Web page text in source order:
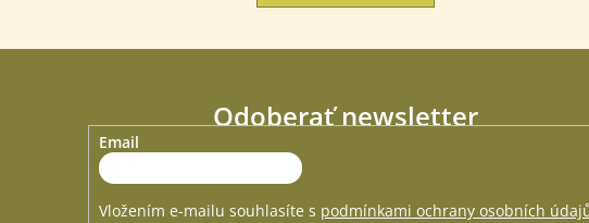
Odoberať newsletter
Vložte svoj e-mail a my Vám budeme zasielať informácie o nových produktoch na
Email
Vložením e-mailu souhlasíte s podmínkami ochrany osobních